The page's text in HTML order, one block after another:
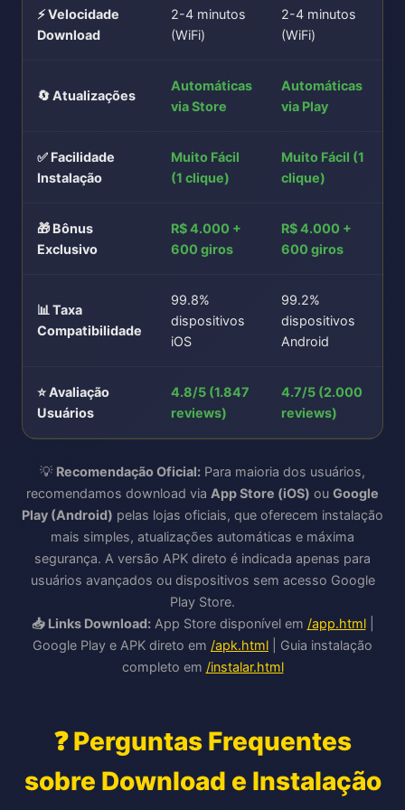
⚡ Velocidade
Download
2-4 minutos
(WiFi)
2-4 minutos
(WiFi)
🔄 Atualizações
Automáticas
via Store
Automáticas
via Play
✅ Facilidade
Instalação
Muito Fácil
(1 clique)
Muito Fácil (1
clique)
🎁 Bônus
Exclusivo
R$ 4.000 +
600 giros
R$ 4.000 +
600 giros
📊 Taxa
Compatibilidade
99.8%
dispositivos
iOS
99.2%
dispositivos
Android
⭐ Avaliação
Usuários
4.8/5 (1.847
reviews)
4.7/5 (2.000
reviews)
💡 Recomendação Oficial: Para maioria dos usuários,
recomendamos download via App Store (iOS) ou Google
Play (Android) pelas lojas oficiais, que oferecem instalação
mais simples, atualizações automáticas e máxima
segurança. A versão APK direto é indicada apenas para
usuários avançados ou dispositivos sem acesso Google
Play Store.
📥 Links Download:App Store disponível em /app.html|
Google Play e APK direto em /apk.html | Guia instalação
completo em /instalar.html
❓ Perguntas Frequentes
sobre Download e Instalação